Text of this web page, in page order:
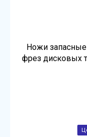
Ножи
фрез дисковых